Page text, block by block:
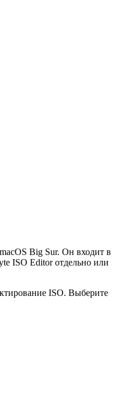
Big Sur. Он входит в
ISO Editor отдельно или
ISO. Выберите